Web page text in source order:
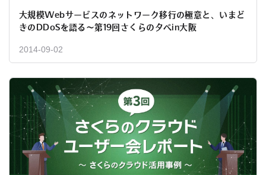
大規模Webサービスのネットワーク移行の極意と、いまど
きのDDoSを語る〜第19回さくらの夕べin大阪
2014-09-02